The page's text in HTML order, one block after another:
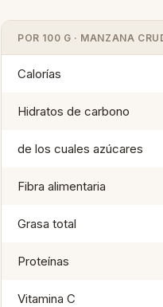
POR 100 G · MANZANA
Calorías
Hidratos de carbono
de los cuales azúcares
Fibra alimentaria
Grasa total
Proteínas
Vitamina C